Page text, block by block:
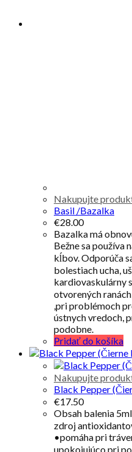
Nakupujte
Basil /Bazalka
€28.00
Bazalka má
Bežne sa používa
kĺbov. Odporúča
bolestiach ucha,
kardiovaskulárny
otvorených
,pri problémoch
ústnych vredoch,
podobne.
Pridať do košíka
Nakupujte
Black Pepper
€17.50
Obsah balenia
zdroj
•pomáha pri
upokojujúco pri